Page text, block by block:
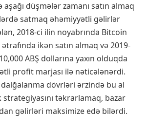
düşmələr zamanı satın almaq
satmaq əhəmiyyətli gəlirlər
2018-ci ilin noyabrında Bitcoin
ətrafında ikən satın almaq və 2019-
ABŞ dollarına yaxın olduqda
profit marjası ilə nəticələnərdi.
dövrləri ərzində bu al
strategiyasını təkrarlamaq, bazar
gəlirləri maksimize edə bilərdi.